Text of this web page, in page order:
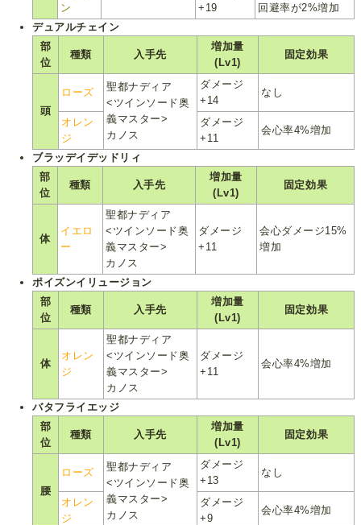
ン
+19
回避率が2%増加
デュアルチェイン
部
位
種類 入手先
増加量
(Lv1)
固定効果
頭
ローズ
聖都ナディア
<ツインソード奥
義マスター>
カノス
ダメージ
+14
なし
オレン
ジ
ダメージ
+11
会心率4%増加
ブラッデイデッドリィ
部
位
種類 入手先
増加量
(Lv1)
固定効果
体
イエロ
ー
聖都ナディア
<ツインソード奥
義マスター>
カノス
ダメージ
+11
会心ダメージ15%
増加
ポイズンイリュージョン
部
位
種類 入手先
増加量
(Lv1)
固定効果
体
オレン
ジ
聖都ナディア
<ツインソード奥
義マスター>
カノス
ダメージ
+11
会心率4%増加
バタフライエッジ
部
位
種類 入手先
増加量
(Lv1)
固定効果
腰
ローズ
聖都ナディア
<ツインソード奥
義マスター>
カノス
ダメージ
+13
なし
オレン
ジ
ダメージ
+9
会心率4%増加